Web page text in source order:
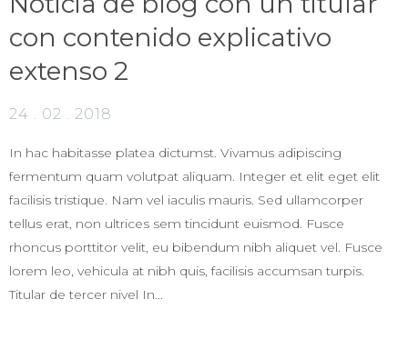
con contenido explicativo
extenso 2
24 . 02 . 2018
In hac habitasse platea dictumst. Vivamus adipiscing
fermentum quam volutpat aliquam. Integer et elit eget elit
facilisis tristique. Nam vel iaculis mauris. Sed ullamcorper
tellus erat, non ultrices sem tincidunt euismod. Fusce
rhoncus porttitor velit, eu bibendum nibh aliquet vel. Fusce
lorem leo, vehicula at nibh quis, facilisis accumsan turpis.
Titular de tercer nivel In...